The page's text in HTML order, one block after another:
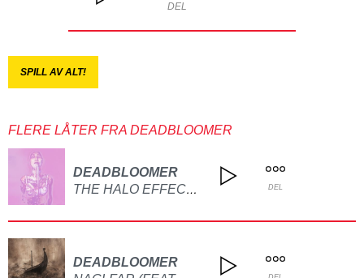
DEL
SPILL AV ALT!
FLERE LÅTER FRA DEADBLOOMER
DEADBLOOMER
THE HALO EFFECT (FEAT. MOODRING) DEL
DEADBLOOMER